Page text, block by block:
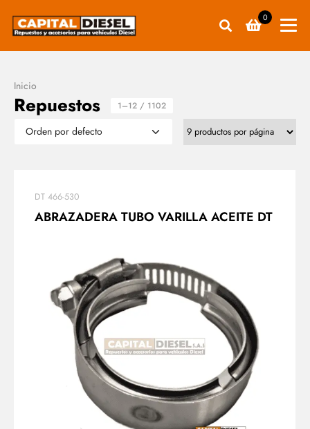
0
Inicio
Repuestos 1–12 / 1102
DT 466-530
ABRAZADERA TUBO VARILLA ACEITE DT